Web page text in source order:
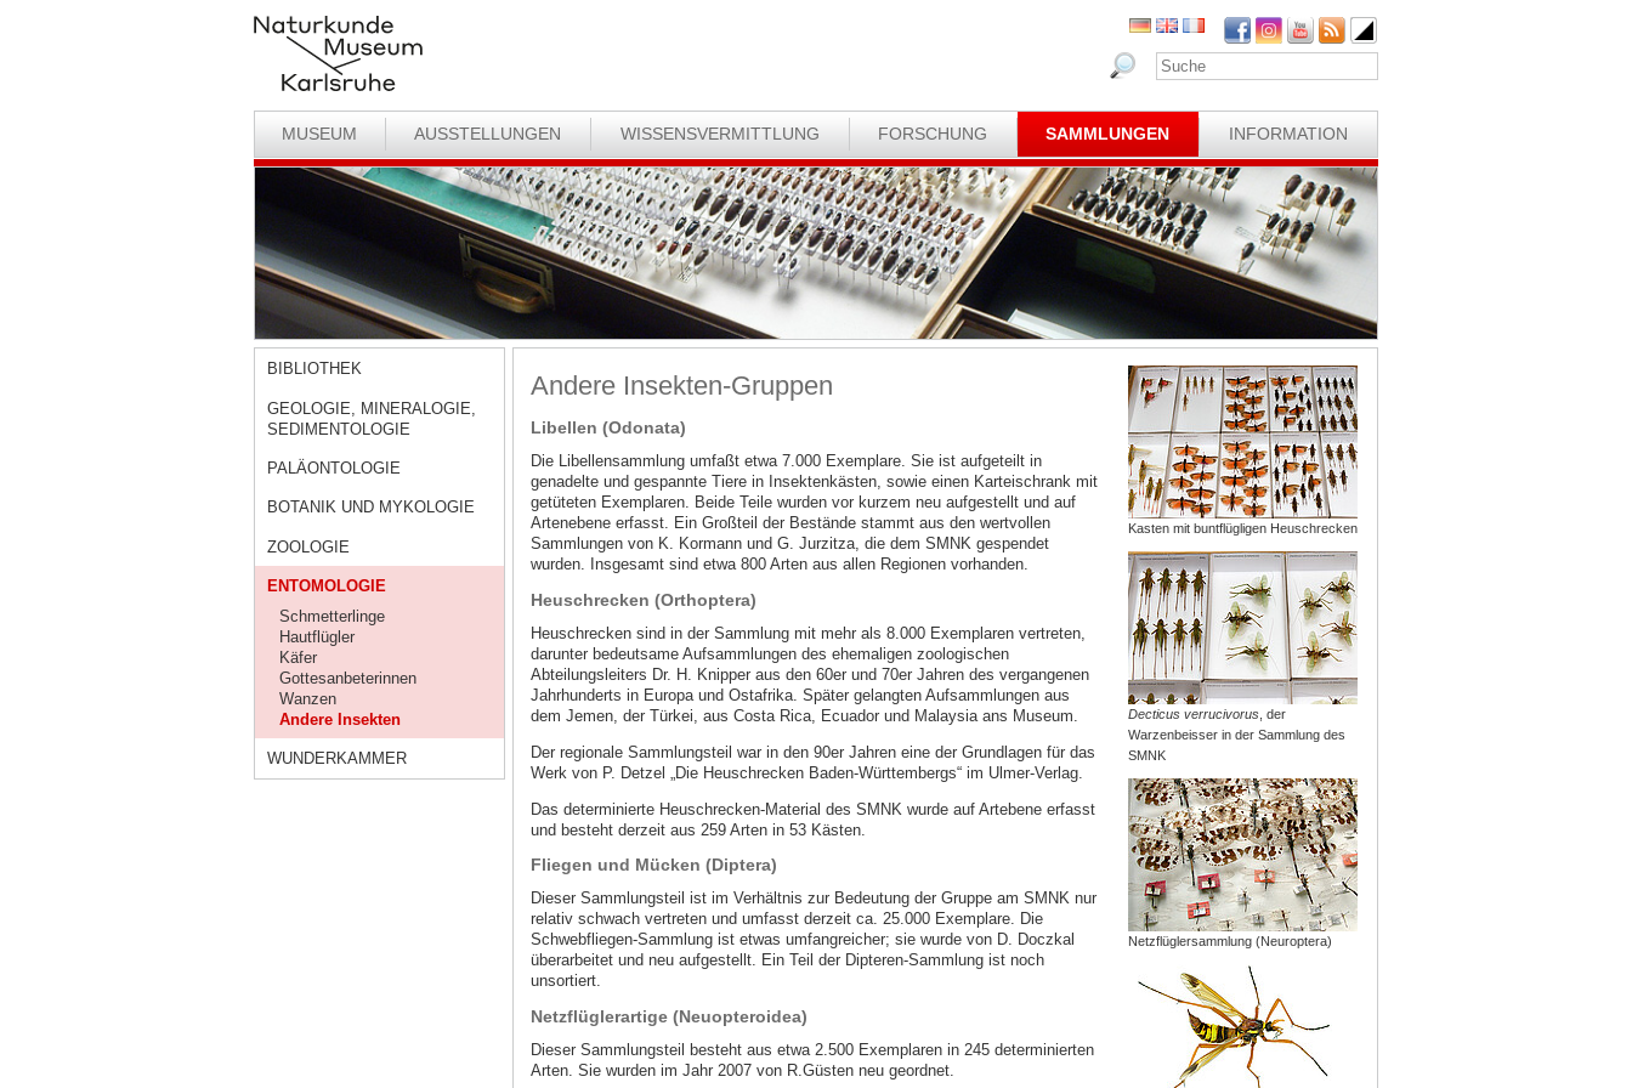
MUSEUM AUSSTELLUNGEN WISSENSVERMITTLUNG FORSCHUNG SAMMLUNGEN INFORMATION
BIBLIOTHEK
GEOLOGIE, MINERALOGIE,
SEDIMENTOLOGIE
PALÄONTOLOGIE
BOTANIK UND MYKOLOGIE
ZOOLOGIE
ENTOMOLOGIE
Schmetterlinge
Hautflügler
Käfer
Gottesanbeterinnen
Wanzen
Andere Insekten
WUNDERKAMMER
Andere Insekten-Gruppen
Libellen (Odonata)
Die Libellensammlung umfaßt etwa 7.000 Exemplare. Sie ist aufgeteilt in
genadelte und gespannte Tiere in Insektenkästen, sowie einen Karteischrank mit
getüteten Exemplaren. Beide Teile wurden vor kurzem neu aufgestellt und auf
Artenebene erfasst. Ein Großteil der Bestände stammt aus den wertvollen
Sammlungen von K. Kormann und G. Jurzitza, die dem SMNK gespendet
wurden. Insgesamt sind etwa 800 Arten aus allen Regionen vorhanden.
Heuschrecken (Orthoptera)
Heuschrecken sind in der Sammlung mit mehr als 8.000 Exemplaren vertreten,
darunter bedeutsame Aufsammlungen des ehemaligen zoologischen
Abteilungsleiters Dr. H. Knipper aus den 60er und 70er Jahren des vergangenen
Jahrhunderts in Europa und Ostafrika. Später gelangten Aufsammlungen aus
dem Jemen, der Türkei, aus Costa Rica, Ecuador und Malaysia ans Museum.
Der regionale Sammlungsteil war in den 90er Jahren eine der Grundlagen für das
Werk von P. Detzel „Die Heuschrecken Baden-Württembergs“ im Ulmer-Verlag.
Das determinierte Heuschrecken-Material des SMNK wurde auf Artebene erfasst
und besteht derzeit aus 259 Arten in 53 Kästen.
Fliegen und Mücken (Diptera)
Dieser Sammlungsteil ist im Verhältnis zur Bedeutung der Gruppe am SMNK nur
relativ schwach vertreten und umfasst derzeit ca. 25.000 Exemplare. Die
Schwebfliegen-Sammlung ist etwas umfangreicher; sie wurde von D. Doczkal
überarbeitet und neu aufgestellt. Ein Teil der Dipteren-Sammlung ist noch
unsortiert.
Netzflüglerartige (Neuopteroidea)
Dieser Sammlungsteil besteht aus etwa 2.500 Exemplaren in 245 determinierten
Arten. Sie wurden im Jahr 2007 von R.Güsten neu geordnet.
Kasten mit buntflügligen Heuschrecken
Decticus verrucivorus , der
Warzenbeisser in der Sammlung des
SMNK
Netzflüglersammlung (Neuroptera)